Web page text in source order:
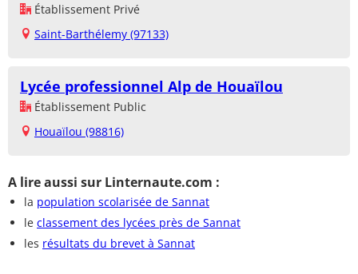
Établissement Privé
Saint-Barthélemy (97133)
Lycée professionnel Alp de Houaïlou
Établissement Public
Houaïlou (98816)
A lire aussi sur Linternaute.com :
la population scolarisée de Sannat
le classement des lycées près de Sannat
les résultats du brevet à Sannat